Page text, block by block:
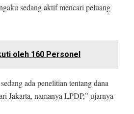
sedang aktif mencari peluang
oleh 160 Personel
ada penelitian tentang dana
Jakarta, namanya LPDP,” ujarnya